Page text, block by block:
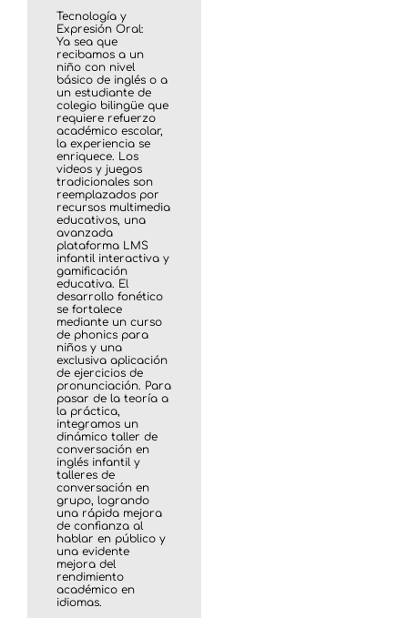
Tecnología y
Expresión Oral:
Ya sea que
recibamos a un
niño con nivel
básico de inglés o a
un estudiante de
colegio bilingüe que
requiere refuerzo
académico escolar,
la experiencia se
enriquece. Los
videos y juegos
tradicionales son
reemplazados por
recursos multimedia
educativos, una
avanzada
plataforma LMS
infantil interactiva y
gamificación
educativa. El
desarrollo fonético
se fortalece
mediante un curso
de phonics para
niños y una
exclusiva aplicación
de ejercicios de
pronunciación. Para
pasar de la teoría a
la práctica,
integramos un
dinámico taller de
conversación en
inglés infantil y
talleres de
conversación en
grupo, logrando
una rápida mejora
de confianza al
hablar en público y
una evidente
mejora del
rendimiento
académico en
idiomas.